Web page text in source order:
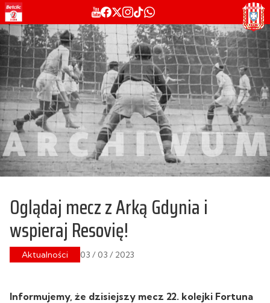
Oglądaj mecz z Arką Gdynia i
wspieraj Resovię!
Aktualności 03 / 03 / 2023
Informujemy, że dzisiejszy mecz 22. kolejki Fortuna